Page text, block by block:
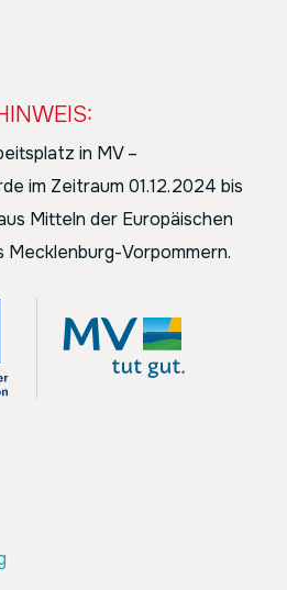
in MV –
im Zeitraum 01.12.2024 bis
Mitteln der Europäischen
Mecklenburg-Vorpommern.